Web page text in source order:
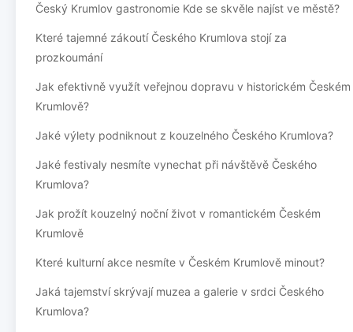
Český Krumlov gastronomie Kde se skvěle najíst ve městě?
Které tajemné zákoutí Českého Krumlova stojí za
prozkoumání
Jak efektivně využít veřejnou dopravu v historickém Českém
Krumlově?
Jaké výlety podniknout z kouzelného Českého Krumlova?
Jaké festivaly nesmíte vynechat při návštěvě Českého
Krumlova?
Jak prožít kouzelný noční život v romantickém Českém
Krumlově
Které kulturní akce nesmíte v Českém Krumlově minout?
Jaká tajemství skrývají muzea a galerie v srdci Českého
Krumlova?